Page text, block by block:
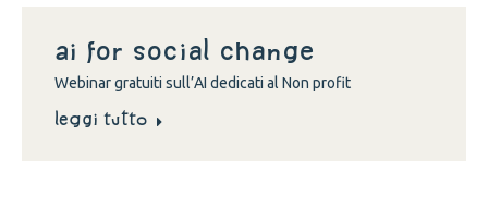
Ai for social change
Webinar gratuiti sull’AI dedicati al Non profit
Leggi tutto